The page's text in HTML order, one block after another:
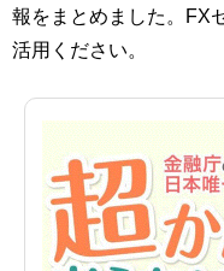
報をまとめました。FX
活用ください。